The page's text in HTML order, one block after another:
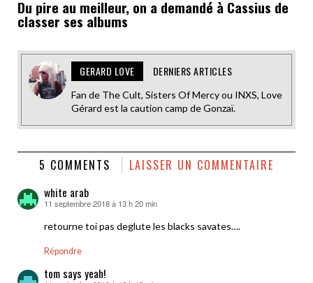
Du pire au meilleur, on a demandé à Cassius de
classer ses albums
GERARD LOVE DERNIERS ARTICLES
Fan de The Cult, Sisters Of Mercy ou INXS, Love
Gérard est la caution camp de Gonzaï.
5 COMMENTS LAISSER UN COMMENTAIRE
white arab
dit :
11 septembre 2018 à 13 h 20 min
retourne toi pas deglute les blacks savates….
Répondre
tom says yeah!